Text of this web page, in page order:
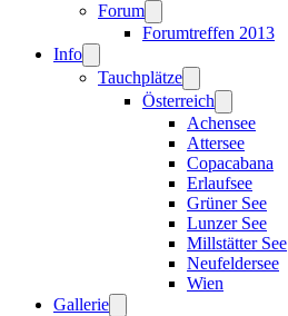
Forum
Forumtreffen 2013
Info
Tauchplätze
Österreich
Achensee
Attersee
Copacabana
Erlaufsee
Grüner See
Lunzer See
Millstätter See
Neufeldersee
Wien
Gallerie